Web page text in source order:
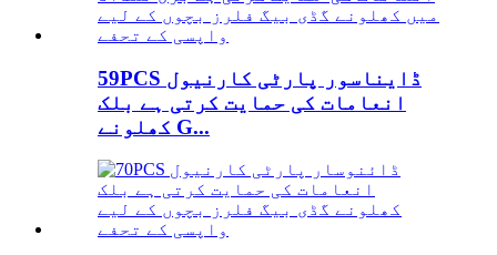
59PCS ڈایناسور پارٹی کارنیول
انعامات کی حمایت کرتی ہے بلک
کھلونے G...